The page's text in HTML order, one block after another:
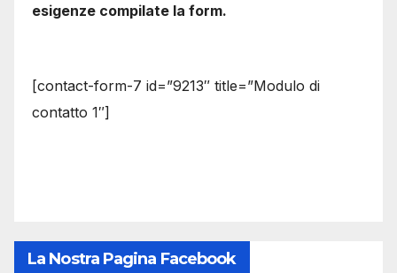
esigenze compilate la form.
[contact-form-7 id=”9213″ title=”Modulo di
contatto 1″]
La Nostra Pagina Facebook